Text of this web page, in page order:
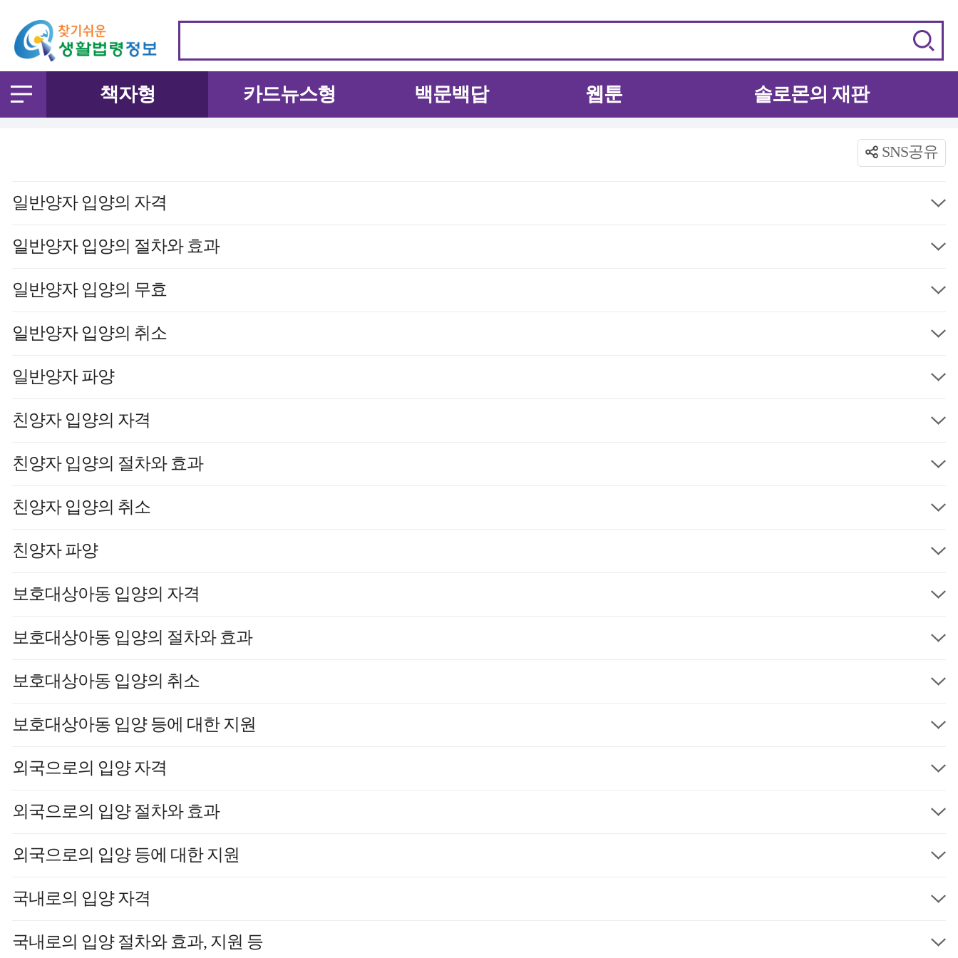
책자형 카드뉴스형 백문백답 웹툰 솔로몬의 재판
SNS공유
일반양자 입양의 자격
일반양자 입양의 절차와 효과
일반양자 입양의 무효
일반양자 입양의 취소
일반양자 파양
친양자 입양의 자격
친양자 입양의 절차와 효과
친양자 입양의 취소
친양자 파양
보호대상아동 입양의 자격
보호대상아동 입양의 절차와 효과
보호대상아동 입양의 취소
보호대상아동 입양 등에 대한 지원
외국으로의 입양 자격
외국으로의 입양 절차와 효과
외국으로의 입양 등에 대한 지원
국내로의 입양 자격
국내로의 입양 절차와 효과, 지원 등